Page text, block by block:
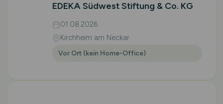
EDEKA Südwest Stiftung & Co. KG
01.08.2026
Kirchheim am Neckar
Vor Ort (kein Home-Office)